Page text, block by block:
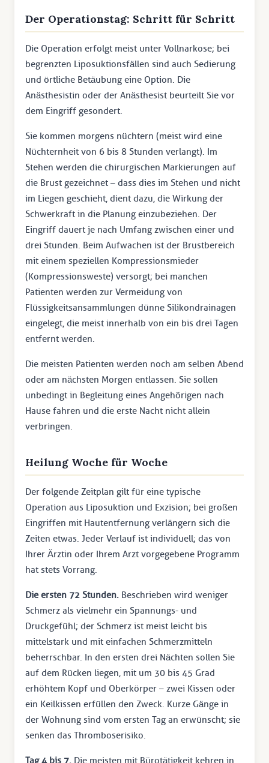
Der Operationstag: Schritt für Schritt
Die Operation erfolgt meist unter Vollnarkose; bei
begrenzten Liposuktionsfällen sind auch Sedierung
und örtliche Betäubung eine Option. Die
Anästhesistin oder der Anästhesist beurteilt Sie vor
dem Eingriff gesondert.
Sie kommen morgens nüchtern (meist wird eine
Nüchternheit von 6 bis 8 Stunden verlangt). Im
Stehen werden die chirurgischen Markierungen auf
die Brust gezeichnet – dass dies im Stehen und nicht
im Liegen geschieht, dient dazu, die Wirkung der
Schwerkraft in die Planung einzubeziehen. Der
Eingriff dauert je nach Umfang zwischen einer und
drei Stunden. Beim Aufwachen ist der Brustbereich
mit einem speziellen Kompressionsmieder
(Kompressionsweste) versorgt; bei manchen
Patienten werden zur Vermeidung von
Flüssigkeitsansammlungen dünne Silikondrainagen
eingelegt, die meist innerhalb von ein bis drei Tagen
entfernt werden.
Die meisten Patienten werden noch am selben Abend
oder am nächsten Morgen entlassen. Sie sollen
unbedingt in Begleitung eines Angehörigen nach
Hause fahren und die erste Nacht nicht allein
verbringen.
Heilung Woche für Woche
Der folgende Zeitplan gilt für eine typische
Operation aus Liposuktion und Exzision; bei großen
Eingriffen mit Hautentfernung verlängern sich die
Zeiten etwas. Jeder Verlauf ist individuell; das von
Ihrer Ärztin oder Ihrem Arzt vorgegebene Programm
hat stets Vorrang.
Die ersten 72 Stunden. Beschrieben wird weniger
Schmerz als vielmehr ein Spannungs- und
Druckgefühl; der Schmerz ist meist leicht bis
mittelstark und mit einfachen Schmerzmitteln
beherrschbar. In den ersten drei Nächten sollen Sie
auf dem Rücken liegen, mit um 30 bis 45 Grad
erhöhtem Kopf und Oberkörper – zwei Kissen oder
ein Keilkissen erfüllen den Zweck. Kurze Gänge in
der Wohnung sind vom ersten Tag an erwünscht; sie
senken das Thromboserisiko.
Tag 4 bis 7. Die meisten mit Bürotätigkeit kehren in